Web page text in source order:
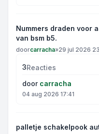
Nummers draden voor
van bsm b5.
doorcarracha»29 jul 2026
3Reacties
door carracha
04 aug 2026 17:41
palletje schakelpook